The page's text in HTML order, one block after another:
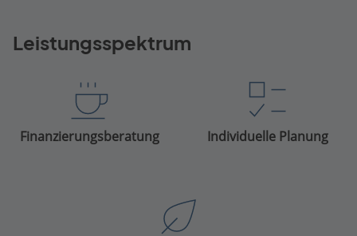
Leistungsspektrum
Finanzierungsberatung Individuelle Planung